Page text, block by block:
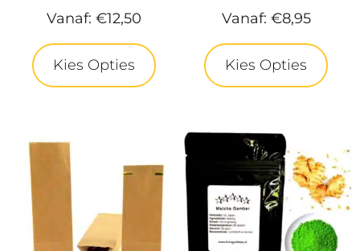
Vanaf: €12,50
Kies Opties
Vanaf: €8,95
Kies Opties